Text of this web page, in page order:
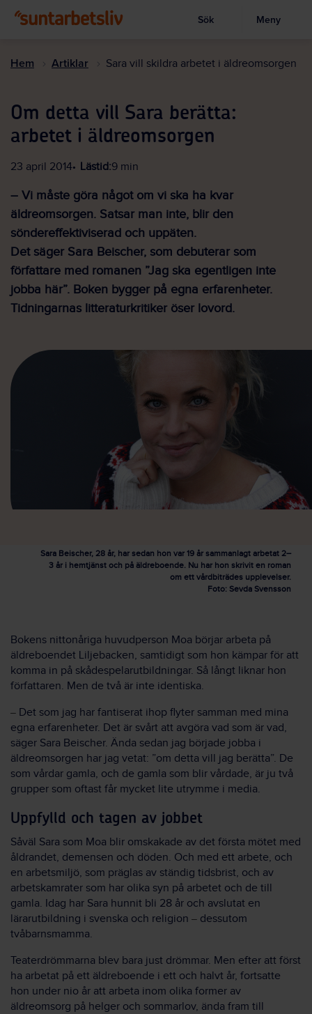
till
Visa sökruta
Sök Meny
Hem Artiklar Sara vill skildra arbetet i äldreomsorgen
Om detta vill Sara berätta:
arbetet i äldreomsorgen
23 april 2014 Lästid:9 min
– Vi måste göra något om vi ska ha kvar
äldreomsorgen. Satsar man inte, blir den
söndereffektiviserad och uppäten.
Det säger Sara Beischer, som debuterar som
författare med romanen ”Jag ska egentligen inte
jobba här”. Boken bygger på egna erfarenheter.
Tidningarnas litteraturkritiker öser lovord.
Sara Beischer, 28 år, har sedan hon var 19 år sammanlagt arbetat 2–
3 år i hemtjänst och på äldreboende. Nu har hon skrivit en roman
om ett vårdbiträdes upplevelser.
Foto: Sevda Svensson
Bokens nittonåriga huvudperson Moa börjar arbeta på
äldreboendet Liljebacken, samtidigt som hon kämpar för att
komma in på skådespelarutbildningar. Så långt liknar hon
författaren. Men de två är inte identiska.
– Det som jag har fantiserat ihop flyter samman med mina
egna erfarenheter. Det är svårt att avgöra vad som är vad,
säger Sara Beischer. Ända sedan jag började jobba i
äldreomsorgen har jag vetat: ”om detta vill jag berätta”. De
som vårdar gamla, och de gamla som blir vårdade, är ju två
grupper som oftast får mycket lite utrymme i media.
Uppfylld och tagen av jobbet
Såväl Sara som Moa blir omskakade av det första mötet med
åldrandet, demensen och döden. Och med ett arbete, och
en arbetsmiljö, som präglas av ständig tidsbrist, och av
arbetskamrater som har olika syn på arbetet och de till
gamla. Idag har Sara hunnit bli 28 år och avslutat en
lärarutbildning i svenska och religion – dessutom
tvåbarnsmamma.
Teaterdrömmarna blev bara just drömmar. Men efter att först
ha arbetat på ett äldreboende i ett och halvt år, fortsatte
hon under nio år att arbeta inom olika former av
äldreomsorg på helger och sommarlov, ända fram till